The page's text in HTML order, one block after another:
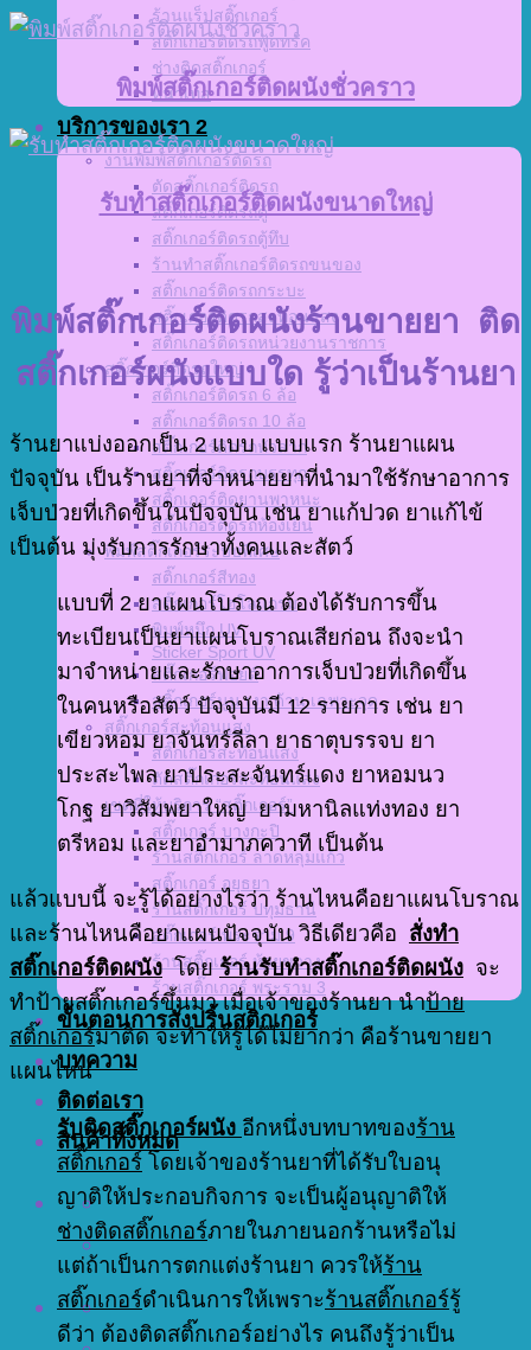
ร้านแร็ปสติ๊กเกอร์
สติ๊กเกอร์ติดรถฟู้ดทรัค
ช่างติดสติ๊กเกอร์
หน้าเทส
บริการของเรา 2
งานพิมพ์สติ๊กเกอร์ติดรถ
ตัดสติ๊กเกอร์ติดรถ
สติ๊กเกอร์ติดรถตู้
สติ๊กเกอร์ติดรถตู้ทึบ
ร้านทำสติ๊กเกอร์ติดรถขนของ
สติ๊กเกอร์ติดรถกระบะ
สติ๊กเกอร์ติดรถสะท้อนแสง
สติ๊กเกอร์ติดรถหน่วยงานราชการ
สติ๊กเกอร์ติดรถใหญ่
สติ๊กเกอร์ติดรถ 6 ล้อ
สติ๊กเกอร์ติดรถ 10 ล้อ
สติ๊กเกอร์ติดรถหัวลาก
สติ๊กเกอร์ติดรถบรรทุก
สติ๊กเกอร์ติดยานพาหนะ
สติ๊กเกอร์ติดรถห้องเย็น
พิมพ์สติ๊กเกอร์ระบบพิเศษ
สติ๊กเกอร์สีทอง
สติ๊กเกอร์โฮโลแกรม
พิมพ์หมึก UV
Sticker Sport UV
สติ๊กเกอร์ฟอยด์
สติ๊กเกอร์นูน เงา ด้าน เฉพาะจุด
สติ๊กเกอร์สะท้อนแสง
สติ๊กเกอร์สะท้อนแสง
ตัดสติ๊กเกอร์สะท้อนแสง
เขตที่ให้บริการ “สติ๊กเกอร์”
สติ๊กเกอร์ บางกะปิ
ร้านสติ๊กเกอร์ ลาดหลุมแก้ว
สติ๊กเกอร์ อยุธยา
ร้านสติ๊กเกอร์ ปทุมธานี
สติ๊กเกอร์ พระราม 9
ร้านสติ๊กเกอร์ ห้วยขวาง
ร้านสติ๊กเกอร์ พระราม 3
ขั้นตอนการสั่งปริ้นสติกเกอร์
บทความ
ติดต่อเรา
สินค้าทั้งหมด
พิมพ์สติ๊กเกอร์ติดผนังชั่วคราว
รับทำสติ๊กเกอร์ติดผนังขนาดใหญ่
พิมพ์สติ๊กเกอร์ติดผนังร้านขายยา ติด
สติ๊กเกอร์ผนังแบบใด รู้ว่าเป็นร้านยา
ร้านยาแบ่งออกเป็น 2 แบบ แบบแรก ร้านยาแผน
ปัจจุบัน เป็นร้านยาที่จำหน่ายยาที่นำมาใช้รักษาอาการ
เจ็บป่วยที่เกิดขึ้นในปัจจุบัน เช่น ยาแก้ปวด ยาแก้ไข้
เป็นต้น มุ่งรับการรักษาทั้งคนและสัตว์
แบบที่ 2 ยาแผนโบราณ ต้องได้รับการขึ้น
ทะเบียนเป็นยาแผนโบราณเสียก่อน ถึงจะนำ
มาจำหน่ายและรักษาอาการเจ็บป่วยที่เกิดขึ้น
ในคนหรือสัตว์ ปัจจุบันมี 12 รายการ เช่น ยา
เขียวหอม ยาจันทร์ลีลา ยาธาตุบรรจบ ยา
ประสะไพล ยาประสะจันทร์แดง ยาหอมนว
โกฐ ยาวิสัมพยาใหญ่ ยามหานิลแท่งทอง ยา
ตรีหอม และยาอำมาภควาที เป็นต้น
แล้วแบบนี้ จะรู้ได้อย่างไรว่า ร้านไหนคือยาแผนโบราณ
และร้านไหนคือยาแผนปัจจุบัน วิธีเดียวคือ สั่งทำ
สติ๊กเกอร์ติดผนัง โดยร้านรับทำสติ๊กเกอร์ติดผนัง จะ
ทำป้ายสติ๊กเกอร์ขึ้นมา เมื่อเจ้าของร้านยา นำป้าย
สติ๊กเกอร์มาติด จะทำให้รู้ได้ไม่ยากว่า คือร้านขายยา
แผนไหน
รับติดสติ๊กเกอร์ผนัง อีกหนึ่งบทบาทของร้าน
สติ๊กเกอร์ โดยเจ้าของร้านยาที่ได้รับใบอนุ
ญาติให้ประกอบกิจการ จะเป็นผู้อนุญาติให้
ช่างติดสติ๊กเกอร์ภายในภายนอกร้านหรือไม่
แต่ถ้าเป็นการตกแต่งร้านยา ควรให้ร้าน
สติ๊กเกอร์ดำเนินการให้เพราะร้านสติ๊กเกอร์รู้
ดีว่า ต้องติดสติ๊กเกอร์อย่างไร คนถึงรู้ว่าเป็น